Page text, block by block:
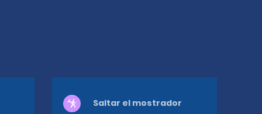
Saltar el mostrador